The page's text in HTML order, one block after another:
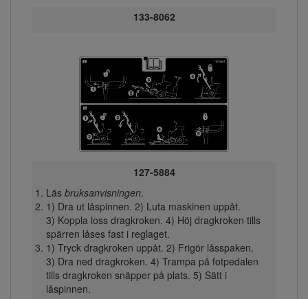
133-8062
127-5884
Läs bruksanvisningen.
1) Dra ut låspinnen. 2) Luta maskinen uppåt.
3) Koppla loss dragkroken. 4) Höj dragkroken tills
spärren låses fast i reglaget.
1) Tryck dragkroken uppåt. 2) Frigör låsspaken.
3) Dra ned dragkroken. 4) Trampa på fotpedalen
tills dragkroken snäpper på plats. 5) Sätt i
låspinnen.